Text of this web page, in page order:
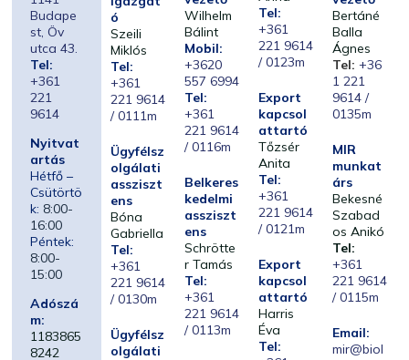
Budape
st, Öv
utca 43.
Tel:
+361
221
9614
Nyitvat
artás
Hétfő –
Csütörtö
k: 8:00-
16:00
Péntek:
8:00-
15:00
Adószá
m:
1183865
8242
ó
Szeili
Miklós
Tel:
+361
221 9614
/ 0111m
Ügyfélsz
olgálati
assziszt
ens
Bóna
Gabriella
Tel:
+361
221 9614
/ 0130m
Ügyfélsz
olgálati
Wilhelm
Bálint
Mobil:
+3620
557 6994
Tel:
+361
221 9614
/ 0116m
Belkeres
kedelmi
assziszt
ens
Schrötte
r Tamás
Tel:
+361
221 9614
/ 0113m
Tel:
+361
221 9614
/ 0123m
Export
kapcsol
attartó
Tőzsér
Anita
Tel:
+361
221 9614
/ 0121m
Export
kapcsol
attartó
Harris
Éva
Tel:
Bertáné
Balla
Ágnes
Tel: +36
1 221
9614 /
0135m
MIR
munkat
árs
Bekesné
Szabad
os Anikó
Tel:
+361
221 9614
/ 0115m
Email:
mir@biol